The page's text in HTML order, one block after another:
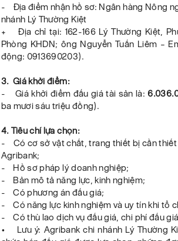
- Địa điểm nhận hồ sơ: Ngân hàng Nông
nhánh Lý Thường Kiệt
+ Địa chỉ tại: 162-166 Lý Thường Kiệt,
Phòng KHDN; ông Nguyễn Tuấn Liêm –
động: 0913690203).
3. Giá khởi điểm:
- Giá khởi điểm đấu giá tài sản là:
ba mươi sáu triệu đồng).
4. Tiêu chí lựa chọn:
- Có cơ sở vật chất, trang thiết bị cần thiết
Agribank;
- Hồ sơ pháp lý doanh nghiệp;
- Bản mô tả năng lực, kinh nghiệm;
- Có phương án đấu giá;
- Có năng lực kinh nghiệm và uy tín khi tổ
- Có thù lao dịch vụ đấu giá, chi phí đấu
• Lưu ý: Agribank chi nhánh Lý Thường